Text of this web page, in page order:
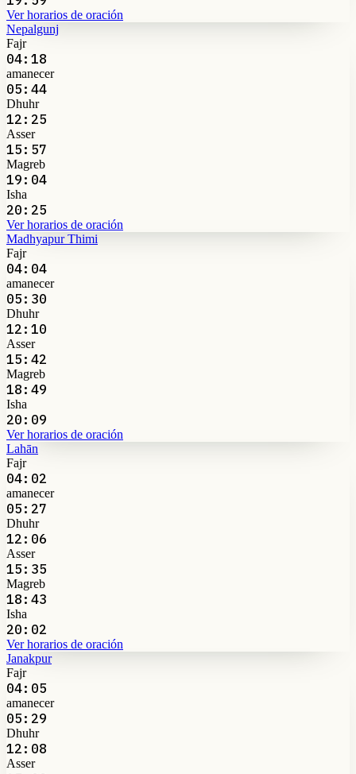
Ver horarios de oración
Nepalgunj
Fajr
04:18
amanecer
05:44
Dhuhr
12:25
Asser
15:57
Magreb
19:04
Isha
20:25
Ver horarios de oración
Madhyapur Thimi
Fajr
04:04
amanecer
05:30
Dhuhr
12:10
Asser
15:42
Magreb
18:49
Isha
20:09
Ver horarios de oración
Lahān
Fajr
04:02
amanecer
05:27
Dhuhr
12:06
Asser
15:35
Magreb
18:43
Isha
20:02
Ver horarios de oración
Janakpur
Fajr
04:05
amanecer
05:29
Dhuhr
12:08
Asser